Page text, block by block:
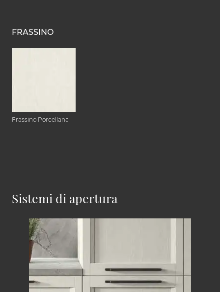
FRASSINO
Frassino Porcellana
Sistemi di apertura